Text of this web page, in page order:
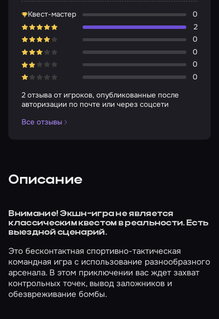
Квест-мастер
0
2
0
0
0
0
2 отзыва от игроков, опубликованные после
авторизации по почте или через соцсети
Все отзывы
Описание
Внимание! Экшн-игра не является
классическим квестом в реальности. Есть
выездной сценарий.
Это бесконтактная спортивно-тактическая
командная игра с использование разнообразного
арсенала. В этом приключении вас ждет захват
контрольных точек, вывод заложников и
обезвреживание бомбы.